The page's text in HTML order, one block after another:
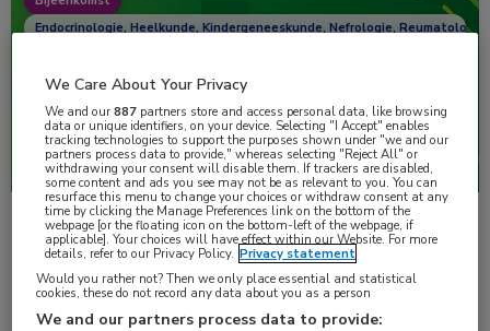
Endocrinologie, Heelkunde, Kindergeneeskunde, Nefrologie, Reumatologie
do 30 juni 2022 om 09:00 uur
Exchange Academy: Sharing the path in XLH, from
child- to adulthood
Knowledge in the field of x-linked hypophosphatemia (XLH) is …
We Care About Your Privacy
We and our887 partners store and access personal data, like browsing
data or unique identifiers, on your device. Selecting "I Accept" enables
tracking technologies to support the purposes shown under "we and our
partners process data to provide," whereas selecting "Reject All" or
withdrawing your consent will disable them. If trackers are disabled,
some content and ads you see may not be as relevant to you. You can
resurface this menu to change your choices or withdraw consent at any
time by clicking the Manage Preferences link on the bottom of the
webpage [or the floating icon on the bottom-left of the webpage, if
applicable]. Your choices will have effect within our Website. For more
details, refer to our Privacy Policy. Privacy statement
Would you rather not? Then we only place essential and statistical
cookies, these do not record any data about you as a person
We and our partners process data to provide: